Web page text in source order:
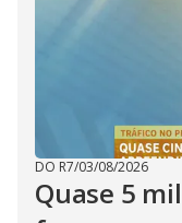
DO R7/03/08/2026
Quase 5